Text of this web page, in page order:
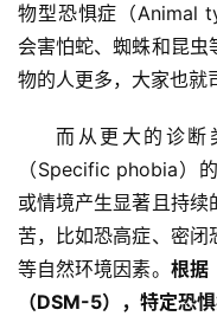
物型恐惧症（Animal
会害怕蛇、蜘蛛和昆
物的人更多，大家也就
而从更大的诊断
（Specific phobia）
或情境产生显著且持
苦，比如恐高症、密
等自然环境因素。 根据
（DSM-5），特定恐